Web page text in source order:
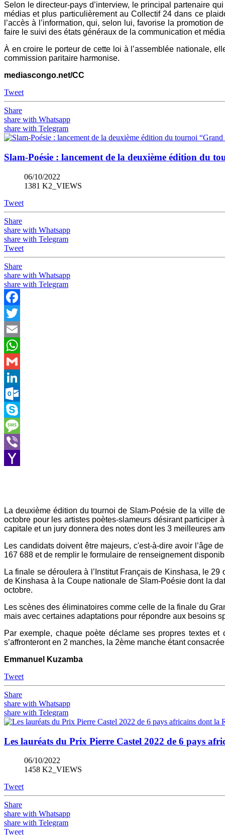
Selon le directeur-pays d’interview, le principal partenaire
médias et plus particulièrement au Collectif 24 dans ce
l’accès à l’information, qui, selon lui, favorise la promotion
faire le suivi des états généraux de la communication et
À en croire le porteur de cette loi à l’assemblée nationale,
commission paritaire harmonise.
mediascongo.net/CC
Tweet
Share
share with Whatsapp
share with Telegram
Slam-Poésie : lancement de la deuxième édition du
06/10/2022
1381 K2_VIEWS
Tweet
Share
share with Whatsapp
share with Telegram
Tweet
Share
share with Whatsapp
share with Telegram
Facebook
Twitter
Email
WhatsApp
Gmail
LinkedIn
Outlook.com
Skype
Message
Viber
La deuxième édition du tournoi de Slam-Poésie de la ville
octobre pour les artistes poètes-slameurs désirant participer
capitale et un jury donnera des notes dont les 3 meilleures
Les candidats doivent être majeurs, c'est-à-dire avoir l’âge
167 688 et de remplir le formulaire de renseignement
La finale se déroulera à l’Institut Français de Kinshasa, le
de Kinshasa à la Coupe nationale de Slam-Poésie dont la
octobre.
Les scènes des éliminatoires comme celle de la finale du
mais avec certaines adaptations pour répondre aux besoins
Par exemple, chaque poète déclame ses propres textes
s’affronteront en 2 manches, la 2ème manche étant
Emmanuel Kuzamba
Tweet
Share
share with Whatsapp
share with Telegram
Les lauréats du Prix Pierre Castel 2022 de 6 pays
06/10/2022
1458 K2_VIEWS
Tweet
Share
share with Whatsapp
share with Telegram
Tweet